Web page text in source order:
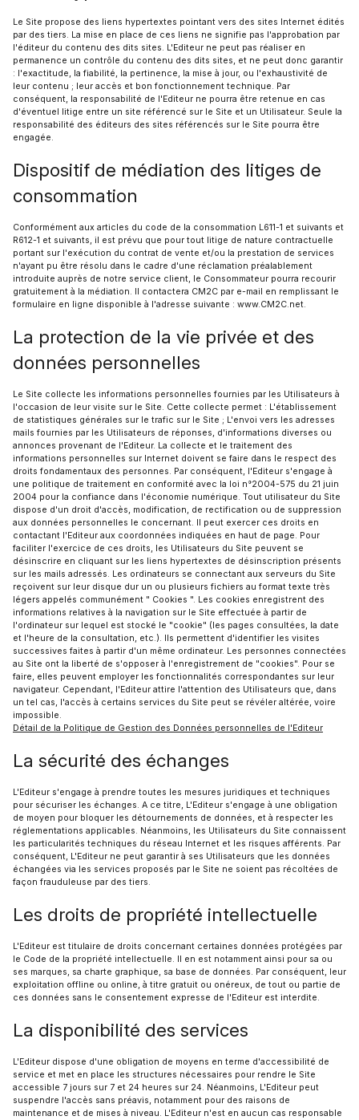
Le Site propose des liens hypertextes pointant vers des sites Internet édités
par des tiers. La mise en place de ces liens ne signifie pas l'approbation par
l'éditeur du contenu des dits sites. L'Editeur ne peut pas réaliser en
permanence un contrôle du contenu des dits sites, et ne peut donc garantir
: l'exactitude, la fiabilité, la pertinence, la mise à jour, ou l'exhaustivité de
leur contenu ; leur accès et bon fonctionnement technique. Par
conséquent, la responsabilité de l'Editeur ne pourra être retenue en cas
d'éventuel litige entre un site référencé sur le Site et un Utilisateur. Seule la
responsabilité des éditeurs des sites référencés sur le Site pourra être
engagée.
Dispositif de médiation des litiges de
consommation
Conformément aux articles du code de la consommation L611-1 et suivants et
R612-1 et suivants, il est prévu que pour tout litige de nature contractuelle
portant sur l'exécution du contrat de vente et/ou la prestation de services
n'ayant pu être résolu dans le cadre d'une réclamation préalablement
introduite auprès de notre service client, le Consommateur pourra recourir
gratuitement à la médiation. Il contactera CM2C par e-mail en remplissant le
formulaire en ligne disponible à l'adresse suivante : www.CM2C.net.
La protection de la vie privée et des
données personnelles
Le Site collecte les informations personnelles fournies par les Utilisateurs à
l'occasion de leur visite sur le Site. Cette collecte permet : L'établissement
de statistiques générales sur le trafic sur le Site ; L'envoi vers les adresses
mails fournies par les Utilisateurs de réponses, d'informations diverses ou
annonces provenant de l'Editeur. La collecte et le traitement des
informations personnelles sur Internet doivent se faire dans le respect des
droits fondamentaux des personnes. Par conséquent, l'Editeur s'engage à
une politique de traitement en conformité avec la loi n°2004-575 du 21 juin
2004 pour la confiance dans l'économie numérique. Tout utilisateur du Site
dispose d'un droit d'accès, modification, de rectification ou de suppression
aux données personnelles le concernant. Il peut exercer ces droits en
contactant l'Editeur aux coordonnées indiquées en haut de page. Pour
faciliter l'exercice de ces droits, les Utilisateurs du Site peuvent se
désinscrire en cliquant sur les liens hypertextes de désinscription présents
sur les mails adressés. Les ordinateurs se connectant aux serveurs du Site
reçoivent sur leur disque dur un ou plusieurs fichiers au format texte très
légers appelés communément " Cookies ". Les cookies enregistrent des
informations relatives à la navigation sur le Site effectuée à partir de
l'ordinateur sur lequel est stocké le "cookie" (les pages consultées, la date
et l'heure de la consultation, etc.). Ils permettent d'identifier les visites
successives faites à partir d'un même ordinateur. Les personnes connectées
au Site ont la liberté de s'opposer à l'enregistrement de "cookies". Pour se
faire, elles peuvent employer les fonctionnalités correspondantes sur leur
navigateur. Cependant, l'Editeur attire l'attention des Utilisateurs que, dans
un tel cas, l'accès à certains services du Site peut se révéler altérée, voire
impossible.
Détail de la Politique de Gestion des Données personnelles de l'Editeur
La sécurité des échanges
L'Editeur s'engage à prendre toutes les mesures juridiques et techniques
pour sécuriser les échanges. A ce titre, L'Editeur s'engage à une obligation
de moyen pour bloquer les détournements de données, et à respecter les
réglementations applicables. Néanmoins, les Utilisateurs du Site connaissent
les particularités techniques du réseau Internet et les risques afférents. Par
conséquent, L'Editeur ne peut garantir à ses Utilisateurs que les données
échangées via les services proposés par le Site ne soient pas récoltées de
façon frauduleuse par des tiers.
Les droits de propriété intellectuelle
L'Editeur est titulaire de droits concernant certaines données protégées par
le Code de la propriété intellectuelle. Il en est notamment ainsi pour sa ou
ses marques, sa charte graphique, sa base de données. Par conséquent, leur
exploitation offline ou online, à titre gratuit ou onéreux, de tout ou partie de
ces données sans le consentement expresse de l'Editeur est interdite.
La disponibilité des services
L'Editeur dispose d'une obligation de moyens en terme d'accessibilité de
service et met en place les structures nécessaires pour rendre le Site
accessible 7 jours sur 7 et 24 heures sur 24. Néanmoins, L'Editeur peut
suspendre l'accès sans préavis, notamment pour des raisons de
maintenance et de mises à niveau. L'Editeur n'est en aucun cas responsable